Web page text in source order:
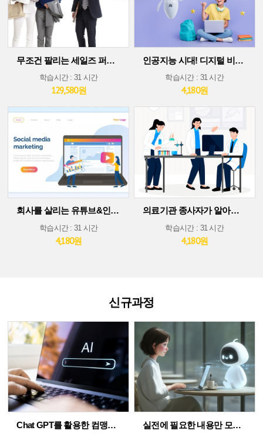
무조건 팔리는 세일즈 퍼포먼스 스킬
학습시간 : 31 시간
129,580원
인공지능 시대! 디지털 비즈니스 플랫폼에서 살아남기(30차시 ver)
학습시간 : 31 시간
4,180원
회사를 살리는 유튜브&인스타그램 소셜 미디어 마케팅
학습시간 : 31 시간
4,180원
의료기관 종사자가 알아야 할 의료기술 트렌드
학습시간 : 31 시간
4,180원
신규과정
Chat GPT를 활용한 컴맹도 쉬운 AI 실전에 필요한 내용만 모았다! ChatGPT&AI 툴 활용 가이드